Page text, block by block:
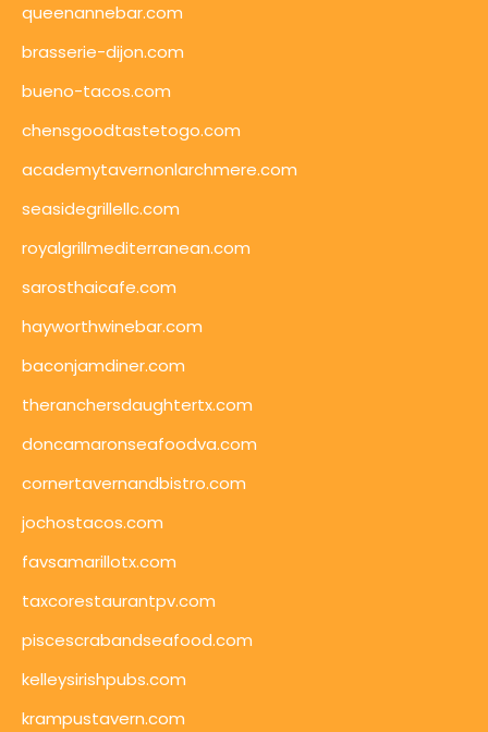
queenannebar.com
brasserie-dijon.com
bueno-tacos.com
chensgoodtastetogo.com
academytavernonlarchmere.com
seasidegrillellc.com
royalgrillmediterranean.com
sarosthaicafe.com
hayworthwinebar.com
baconjamdiner.com
theranchersdaughtertx.com
doncamaronseafoodva.com
cornertavernandbistro.com
jochostacos.com
favsamarillotx.com
taxcorestaurantpv.com
piscescrabandseafood.com
kelleysirishpubs.com
krampustavern.com